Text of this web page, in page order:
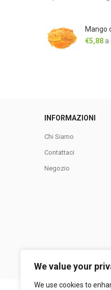
We value your
We use cookies to
Mango
€5,88 a
INFORMAZIONI
Chi Siamo
Contattaci
Negozio
LA COLLINA SRL